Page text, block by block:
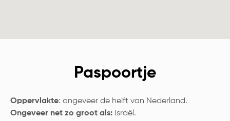
Paspoortje
Oppervlakte: ongeveer de helft van Nederland.
Ongeveer net zo groot als: Israël.